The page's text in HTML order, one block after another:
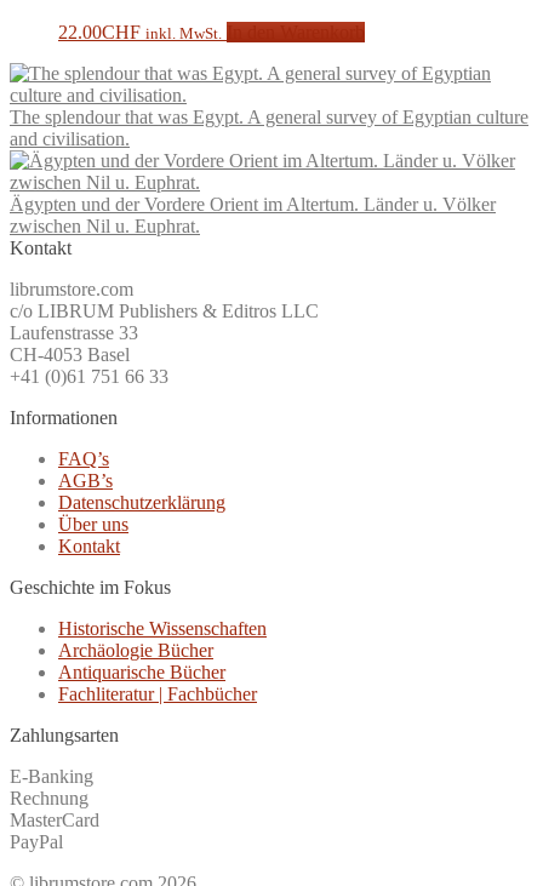
22.00CHF inkl. MwSt.
The splendour that was Egypt. A general survey of Egyptian culture
and civilisation.
Ägypten und der Vordere Orient im Altertum. Länder u. Völker
zwischen Nil u. Euphrat.
Kontakt
librumstore.com
c/o LIBRUM Publishers & Editros LLC
Laufenstrasse 33
CH-4053 Basel
+41 (0)61 751 66 33
Informationen
FAQ’s
AGB’s
Datenschutzerklärung
Über uns
Kontakt
Geschichte im Fokus
Historische Wissenschaften
Archäologie Bücher
Antiquarische Bücher
Fachliteratur | Fachbücher
Zahlungsarten
E-Banking
Rechnung
MasterCard
PayPal